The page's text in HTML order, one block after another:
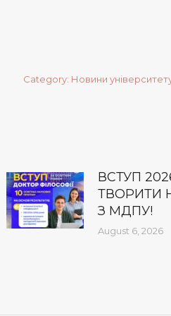
Category: Новини
ВСТУП
ТВОРИТИ
З МДПУ!
August 6, 2026